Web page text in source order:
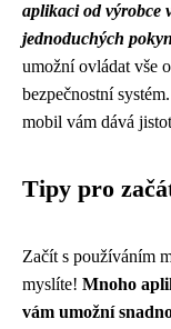
aplikaci od výrobce
jednoduchých
umožní ovládat vše
bezpečnostní
mobil vám dává
Tipy pro
Začít s používáním
myslíte! Mnoho
vám umožní